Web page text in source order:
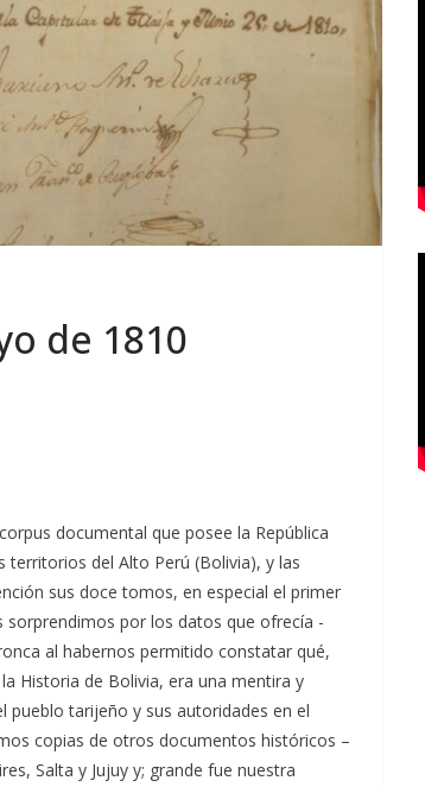
de 1810
documental que posee la República
territorios del Alto Perú (Bolivia), y las
sus doce tomos, en especial el primer
sorprendimos por los datos que ofrecía -
al habernos permitido constatar qué,
Historia de Bolivia, era una mentira y
pueblo tarijeño y sus autoridades en el
copias de otros documentos históricos –
Salta y Jujuy y; grande fue nuestra